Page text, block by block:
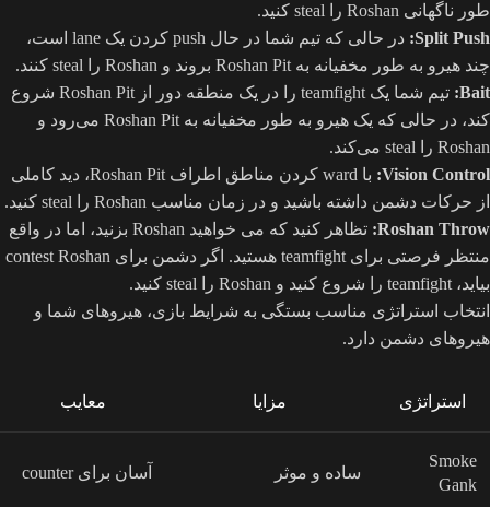
طور ناگهانی Roshan را steal کنید.
Split Push:
در حالی که تیم شما در حال push کردن یک lane است،
چند هیرو به طور مخفیانه به Roshan Pit بروند و Roshan را steal کنند.
Bait:
تیم شما یک teamfight را در یک منطقه دور از Roshan Pit شروع
کند، در حالی که یک هیرو به طور مخفیانه به Roshan Pit می‌رود و
Roshan را steal می‌کند.
Vision Control:
با ward کردن مناطق اطراف Roshan Pit، دید کاملی
از حرکات دشمن داشته باشید و در زمان مناسب Roshan را steal کنید.
Roshan Throw:
تظاهر کنید که می خواهید Roshan بزنید، اما در واقع
منتظر فرصتی برای teamfight هستید. اگر دشمن برای contest Roshan
بیاید، teamfight را شروع کنید و Roshan را steal کنید.
انتخاب استراتژی مناسب بستگی به شرایط بازی، هیروهای شما و
هیروهای دشمن دارد.
استراتژی مزایا معایب
Smoke
Gank
ساده و موثر آسان برای counter